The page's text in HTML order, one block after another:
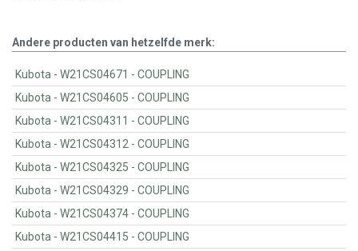
Andere producten van hetzelfde merk:
Kubota - W21CS04671 - COUPLING
Kubota - W21CS04605 - COUPLING
Kubota - W21CS04311 - COUPLING
Kubota - W21CS04312 - COUPLING
Kubota - W21CS04325 - COUPLING
Kubota - W21CS04329 - COUPLING
Kubota - W21CS04374 - COUPLING
Kubota - W21CS04415 - COUPLING